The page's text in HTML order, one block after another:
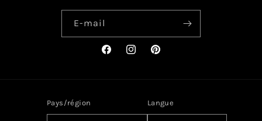
E-mail
FacebookInstagramPinterest
Pays/région Langue